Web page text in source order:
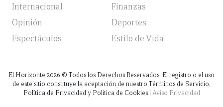
Internacional
Finanzas
Opinión
Deportes
Espectáculos
Estilo de Vida
El Horizonte 2026 © Todos los Derechos Reservados. El registro o el uso
de este sitio constituye la aceptación de nuestro Términos de Servicio,
Política de Privacidad y Política de Cookies | Aviso Privacidad